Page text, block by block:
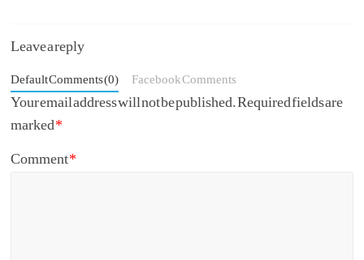
Leave a reply
Default Comments (0) Facebook Comments
Your email address will not be published.Required fields are
marked*
Comment*